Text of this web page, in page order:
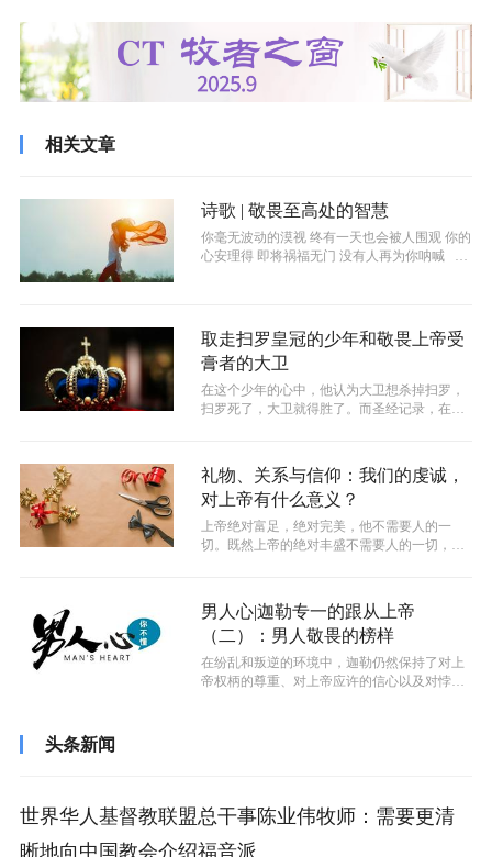
相关文章
诗歌 | 敬畏至高处的智慧
你毫无波动的漠视 终有一天也会被人围观 你的
心安理得 即将祸福无门 没有人再为你呐喊 我
取走扫罗皇冠的少年和敬畏上帝受
膏者的大卫
在这个少年的心中，他认为大卫想杀掉扫罗，
扫罗死了，大卫就得胜了。而圣经记录，在大
礼物、关系与信仰：我们的虔诚，
对上帝有什么意义？
上帝绝对富足，绝对完美，他不需要人的一
切。既然上帝的绝对丰盛不需要人的一切，那
男人心|迦勒专一的跟从上帝
（二）：男人敬畏的榜样
在纷乱和叛逆的环境中，迦勒仍然保持了对上
帝权柄的尊重、对上帝应许的信心以及对悖逆
头条新闻
世界华人基督教联盟总干事陈业伟牧师：需要更清
晰地向中国教会介绍福音派